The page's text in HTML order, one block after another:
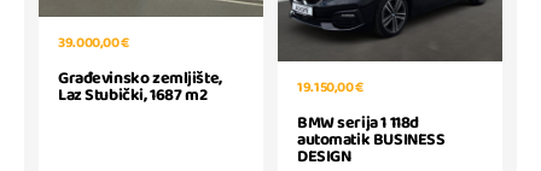
39.000,00 €
Građevinsko zemljište,
Laz Stubički, 1687 m2 19.150,00 €
BMW serija 1 118d
automatik BUSINESS
DESIGN